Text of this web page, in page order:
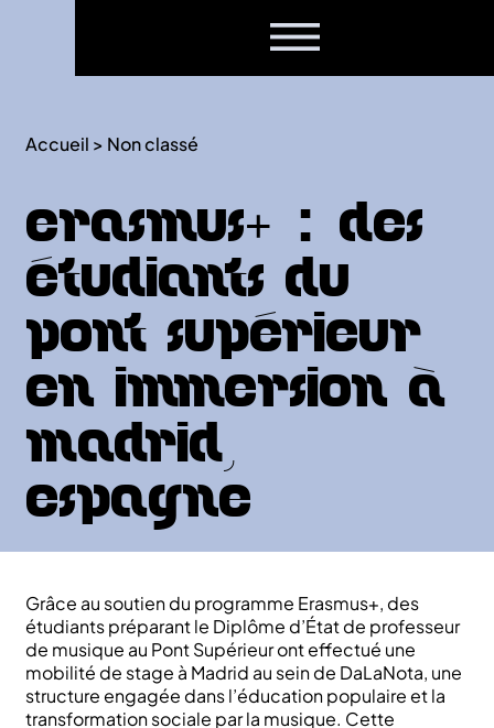
Accueil > Non classé
Erasmus+ : des
étudiants du
Pont Supérieur
en immersion à
Madrid,
Espagne
Grâce au soutien du programme Erasmus+, des
étudiants préparant le Diplôme d’État de professeur
de musique au Pont Supérieur ont effectué une
mobilité de stage à Madrid au sein de DaLaNota, une
structure engagée dans l’éducation populaire et la
transformation sociale par la musique. Cette